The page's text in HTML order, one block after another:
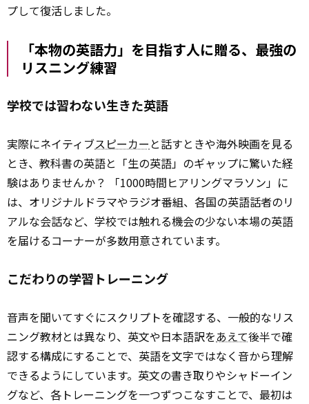
プして復活しました。
「本物の英語力」を目指す人に贈る、最強の
リスニング練習
学校では習わない生きた英語
実際にネイティブスピーカー と話すときや海外映画を見る
とき、教科書の英語と「生の英語」のギャップに驚いた経
験はありませんか？ 「1000時間ヒアリングマラソン」に
は、オリジナルドラマやラジオ番組、各国の英語話者のリ
アルな会話など、学校では触れる機会の少ない本場の英語
を届けるコーナーが多数用意されています。
こだわりの学習トレーニング
音声を聞いてすぐにスクリプトを確認する、一般的なリス
ニング教材とは異なり、英文や日本語訳をあえて後半で確
認する構成にすることで、英語を文字ではなく音から理解
できるようにしています。英文の書き取りやシャドーイン
グなど、各トレーニングを一つずつこなすことで、最初は